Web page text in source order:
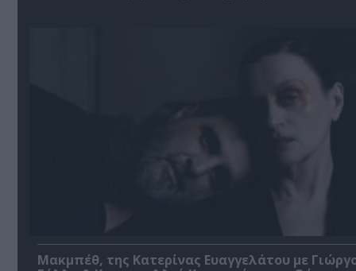
Μακμπέθ, της Κατερίνας Ευαγγελάτου με